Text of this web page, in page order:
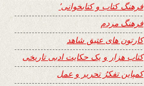
فرهنگ کتاب و کتابخوانی٬
فرهنگ مردم
کارتون های عتیق شاهد
کتاب هزار و یک حکایت ادبی تاریخی
کمپاین تفکرُ تحریر و عمل